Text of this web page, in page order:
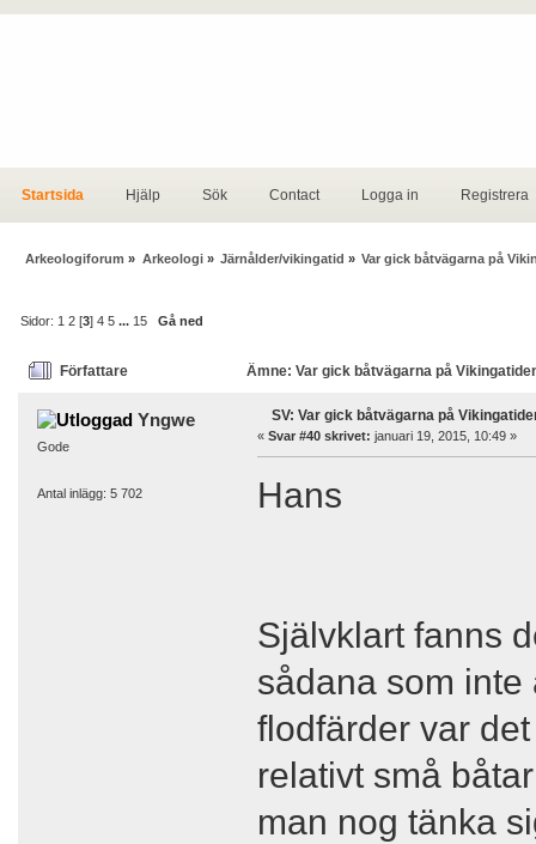
Startsida Hjälp Sök Contact Logga in Registrera
Arkeologiforum » Arkeologi» Järnålder/vikingatid » Var gick båtvägarna på
Sidor: 1 2 [3]4 5 ... 15 Gå ned
Författare Ämne: Var gick båtvägarna på
Yngwe
Gode
Antal inlägg: 5 702
SV: Var gick båtvägarna på
« Svar #40 skrivet: januari 19, 2015, 10:49 »
Hans
Självklart fanns
sådana som inte
flodfärder var
relativt små
man nog tänka